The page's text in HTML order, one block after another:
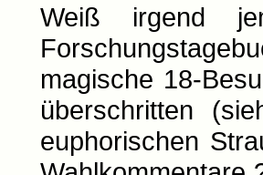
Weiß irgend
magische 18-
überschritten
euphorischen